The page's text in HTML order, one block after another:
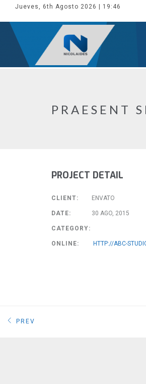
Jueves, 6th Agosto 2026 | 19:46
PRAESENT
PROJECT DETAIL
CLIENT: ENVATO
DATE: 30 AGO, 2015
CATEGORY:
ONLINE: HTTP://ABC-
PREV